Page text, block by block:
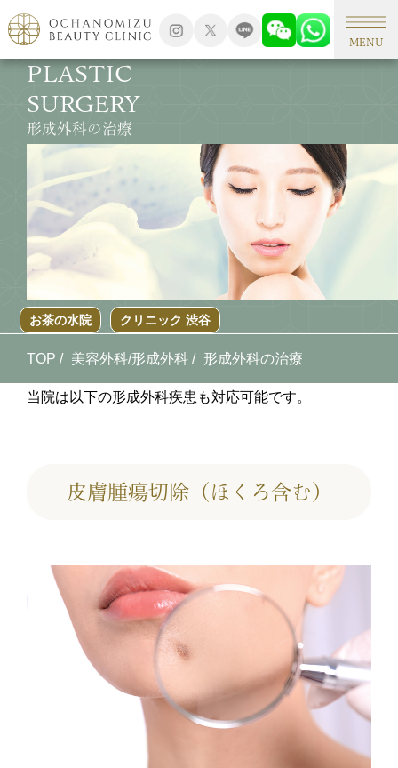
MENU
PLASTIC
SURGERY
形成外科の治療
お茶の水院 クリニック 渋谷
TOP 美容外科/形成外科 形成外科の治療
当院は以下の形成外科疾患も対応可能です。
皮膚腫瘍切除（ほくろ含む）